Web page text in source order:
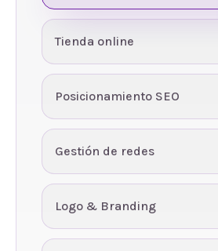
Tienda online
Posicionamiento SEO
Gestión de redes
Logo & Branding